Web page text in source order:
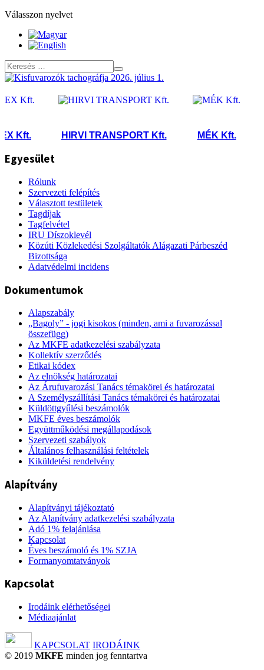
Válasszon nyelvet
Kft. HIRVI TRANSPORT Kft. MÉK Kft.
Egyesület
Rólunk
Szervezeti felépítés
Választott testületek
Tagdíjak
Tagfelvétel
IRU Díszoklevél
Közúti Közlekedési Szolgáltatók Alágazati Párbeszéd
Bizottsága
Adatvédelmi incidens
Dokumentumok
Alapszabály
„Bagoly” - jogi kisokos (minden, ami a fuvarozással
összefügg)
Az MKFE adatkezelési szabályzata
Kollektív szerződés
Etikai kódex
Az elnökség határozatai
Az Árufuvarozási Tanács témakörei és határozatai
A Személyszállítási Tanács témakörei és határozatai
Küldöttgyűlési beszámolók
MKFE éves beszámolók
Együttműködési megállapodások
Szervezeti szabályok
Általános felhasználási feltételek
Kiküldetési rendelvény
Alapítvány
Alapítványi tájékoztató
Az Alapítvány adatkezelési szabályzata
Adó 1% felajánlása
Kapcsolat
Éves beszámoló és 1% SZJA
Formanyomtatványok
Kapcsolat
Irodáink elérhetőségei
Médiaajánlat
KAPCSOLAT IRODÁINK
© 2019 MKFE minden jog fenntartva